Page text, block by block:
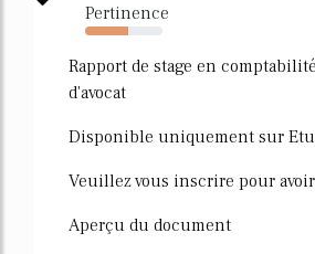
Pertinence
55%
Rapport de stage en
d'avocat
Disponible uniquement sur
Veuillez vous inscrire pour
Aperçu du document